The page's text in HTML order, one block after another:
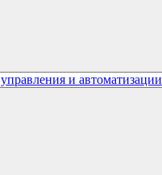
и автоматизации